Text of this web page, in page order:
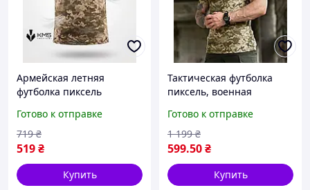
Армейская летняя
футболка пиксель
cooltouch, Военная
пиксельная футболка
pixel дышащая тр6930
Готово к отправке
519₴
719 ₴
Купить
Тактическая футболка
пиксель, военная
влагоотводящая, легкая
армейская футболка
пиксель
Готово к отправке
599.50₴
1 199 ₴
Купить